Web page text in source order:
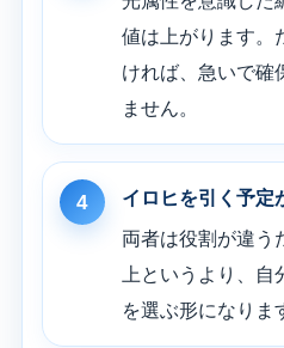
値は上がります。
ければ、急いで確
ません。
4 イロヒを引く予定
両者は役割が違う
上というより、
を選ぶ形になりま